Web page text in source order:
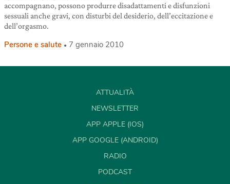
accompagnano, possono produrre disadattamenti e disfunzioni
sessuali anche gravi, con disturbi del desiderio, dell’eccitazione e
dell’orgasmo.
Persone e salute 7 gennaio 2010
ATTUALITÀ
NEWSLETTER
APP APPLE (IOS)
APP GOOGLE (ANDROID)
RADIO
PODCAST